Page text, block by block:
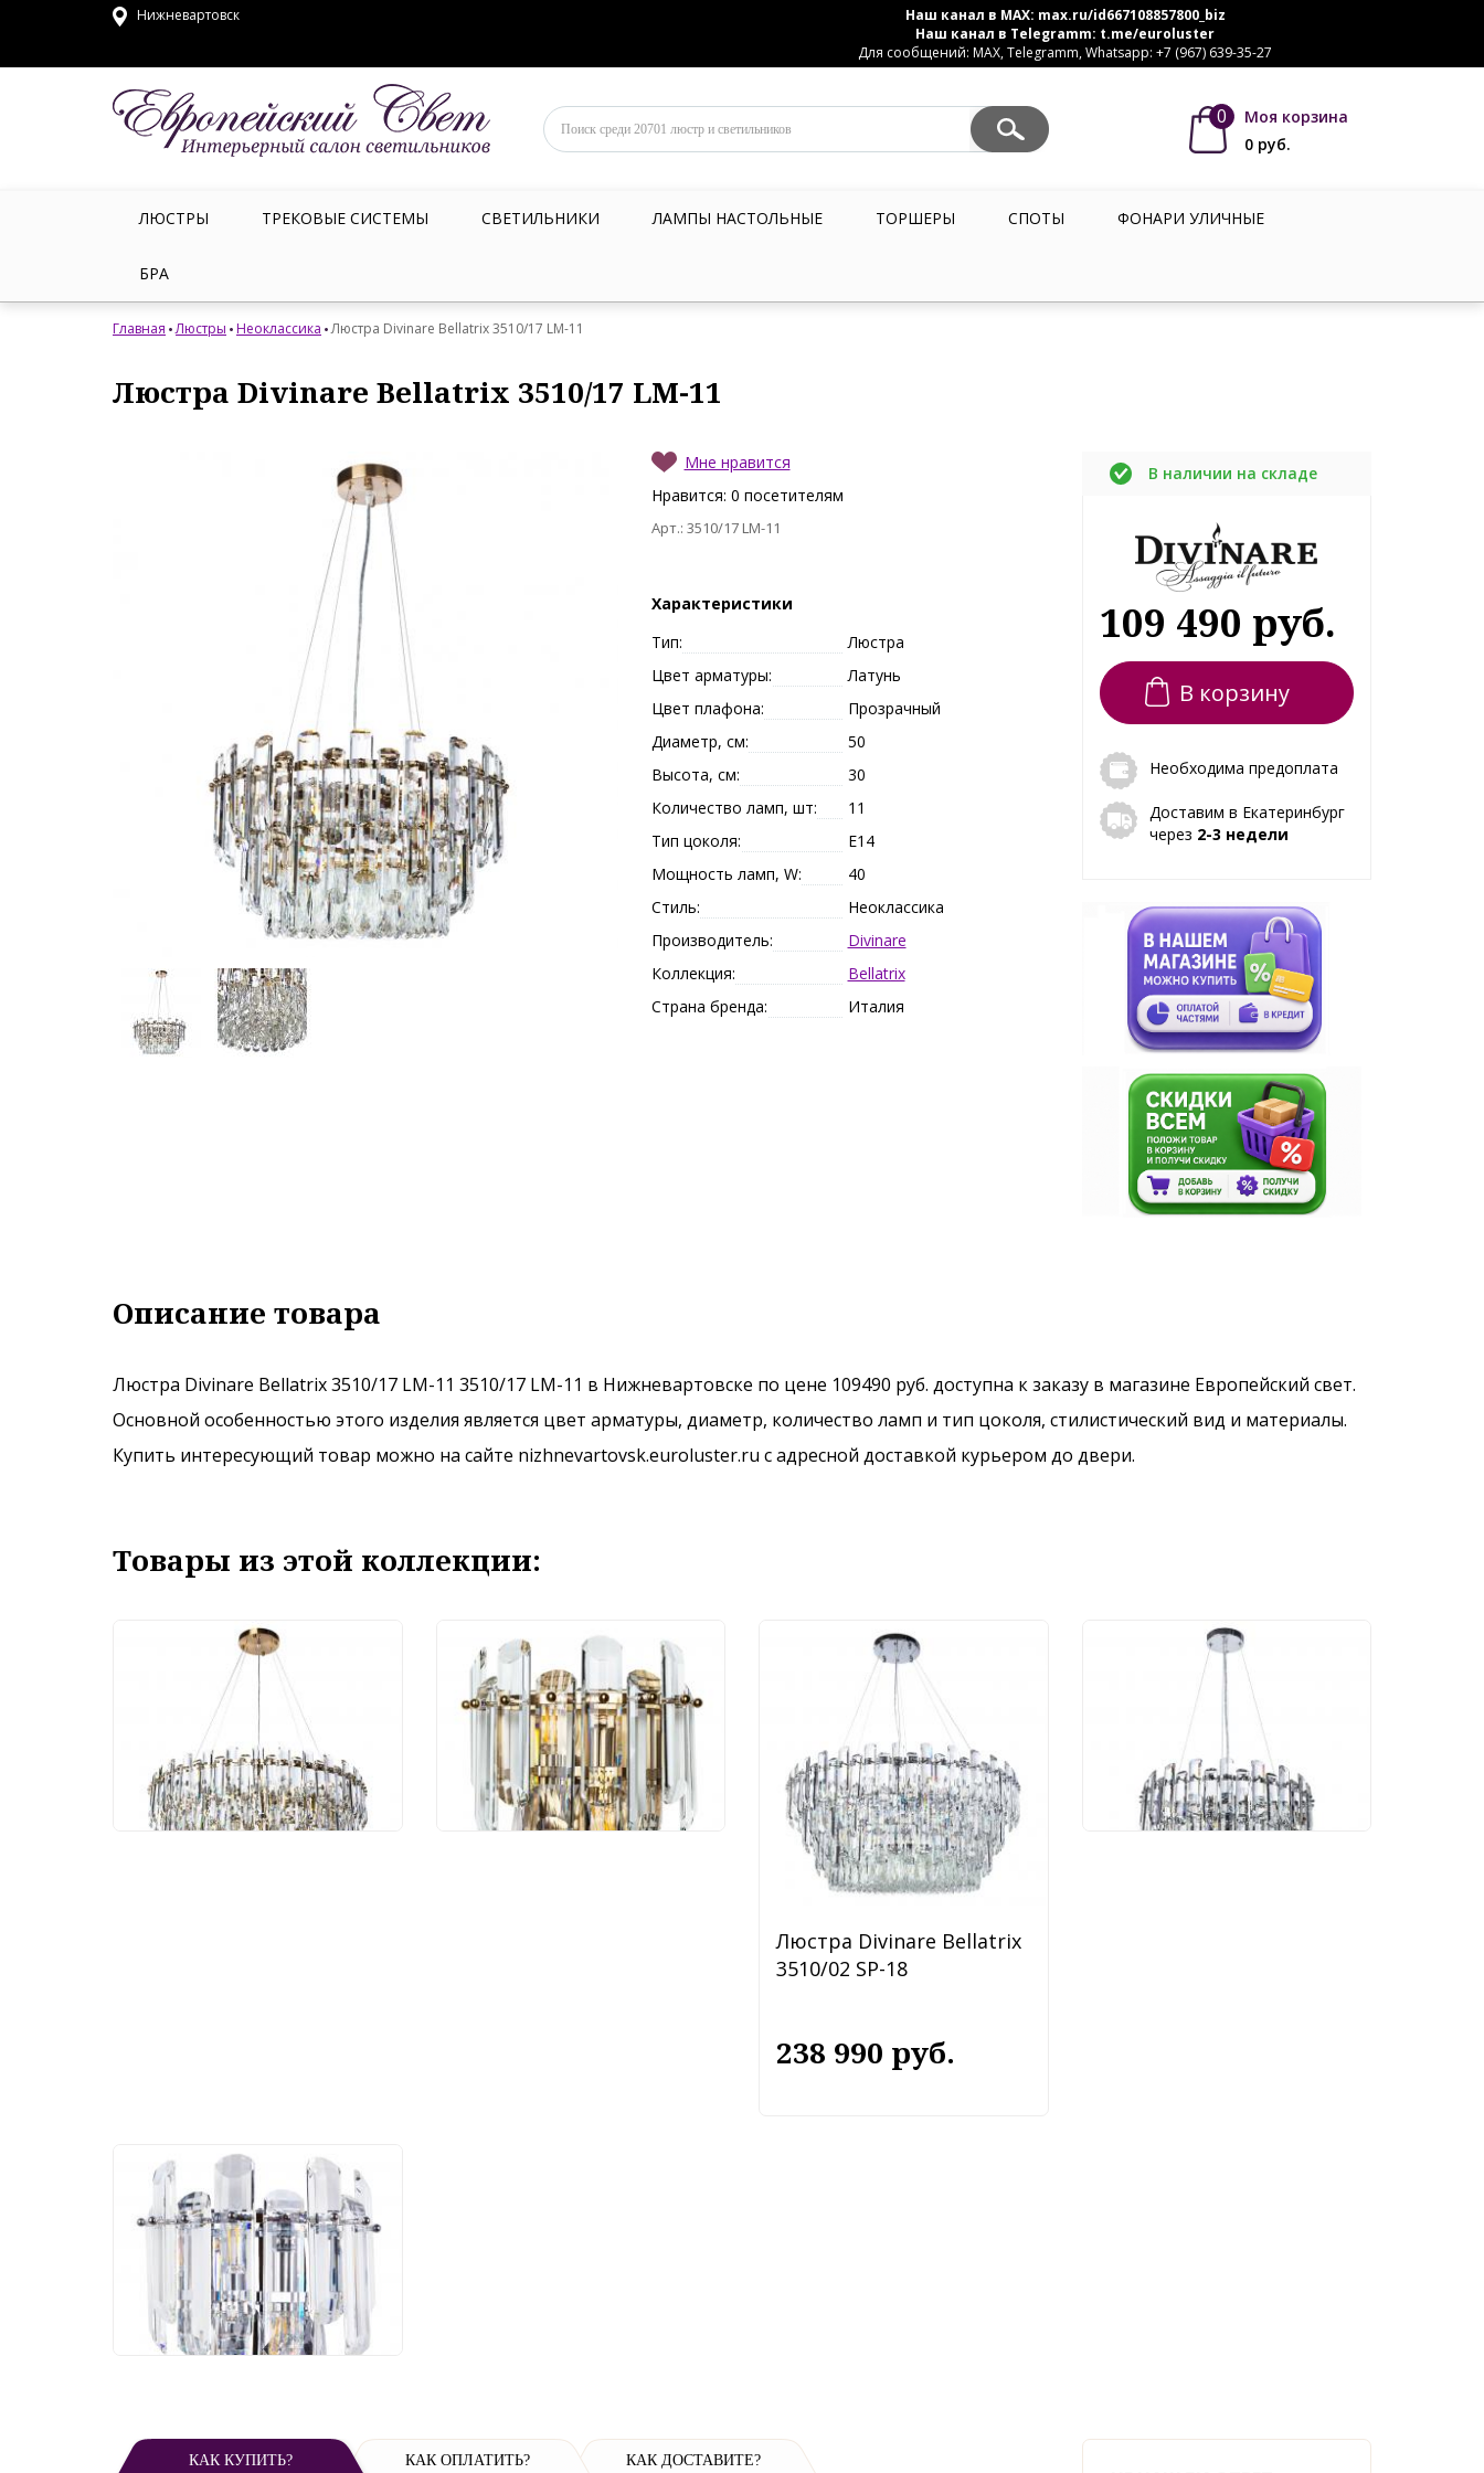
Нижневартовск Наш канал в MAX: max.ru/id667108857800_biz
Наш канал в Telegramm: t.me/euroluster
Для сообщений: MAX, Telegramm, Whatsapp: +7 (967) 639-35-27
0
Моя корзина
0 руб.
ЛЮСТРЫ ТРЕКОВЫЕ СИСТЕМЫ СВЕТИЛЬНИКИ ЛАМПЫ НАСТОЛЬНЫЕ ТОРШЕРЫ СПОТЫ ФОНАРИ УЛИЧНЫЕ
БРА
Главная Люстры Неоклассика Люстра Divinare Bellatrix 3510/17 LM-11
Люстра Divinare Bellatrix 3510/17 LM-11
Мне нравится
Нравится: 0 посетителям
Арт.: 3510/17 LM-11
Характеристики
Тип:
Люстра
Цвет арматуры:
Латунь
Цвет плафона:
Прозрачный
Диаметр, см:
50
Высота, см:
30
Количество ламп, шт:
11
Тип цоколя:
E14
Мощность ламп, W:
40
Стиль:
Неоклассика
Производитель:
Divinare
Коллекция:
Bellatrix
Страна бренда:
Италия
В наличии на складе
109 490 руб.
В корзину
Необходима предоплата
Доставим в Екатеринбург
через 2-3 недели
Описание товара
Люстра Divinare Bellatrix 3510/17 LM-11 3510/17 LM-11 в Нижневартовске по цене 109490 руб. доступна к заказу в магазине Европейский свет.
Основной особенностью этого изделия является цвет арматуры, диаметр, количество ламп и тип цоколя, стилистический вид и материалы.
Купить интересующий товар можно на сайте nizhnevartovsk.euroluster.ru с адресной доставкой курьером до двери.
Товары из этой коллекции:
Люстра Divinare Bellatrix
3510/17 SP-18
249 990 руб.
Бра Divinare Bellatrix
3510/17 AP-2
16 990 руб.
Люстра Divinare Bellatrix
3510/02 SP-18
238 990 руб.
Люстра Divinare Bellatrix
3510/02 LM-11
105 990 руб.
Бра Divinare Bellatrix
3510/02 AP-2
16 090 руб.
КАК КУПИТЬ? КАК ОПЛАТИТЬ? КАК ДОСТАВИТЕ?